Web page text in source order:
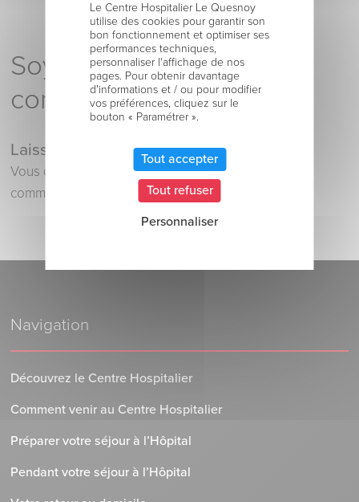
Soyez le premier à
commenter !
Laisser un commentaire
Vous devez vous connecterpour publier un
commentaire.
Navigation
Découvrez le Centre Hospitalier
Comment venir au Centre Hospitalier
Préparer votre séjour à l’Hôpital
Pendant votre séjour à l’Hôpital
Le Centre Hospitalier Le Quesnoy
utilise des cookies pour garantir son
bon fonctionnement et optimiser ses
performances techniques,
personnaliser l'affichage de nos
pages. Pour obtenir davantage
d'informations et / ou pour modifier
vos préférences, cliquez sur le
bouton « Paramétrer ».
Tout accepter
Tout refuser
Personnaliser